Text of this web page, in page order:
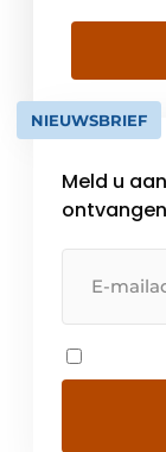
machine-
ideale
interfaces
keten.
naadloze
NIEUWSBRIEF
Meld u